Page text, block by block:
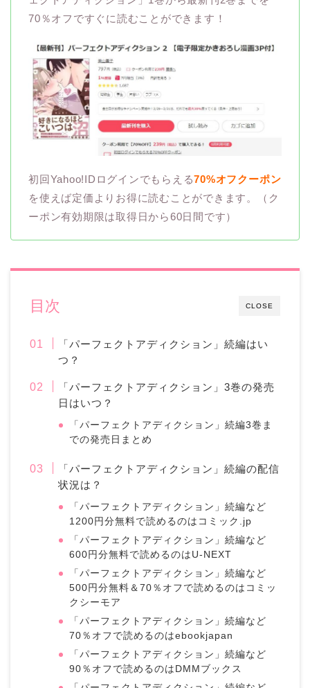
70％オフですぐに読むことができます！
初回Yahoo!IDログインでもらえる70%オフクーポン
を使えば定価よりお得に読むことができます。（ク
ーポン有効期限は取得日から60日間です）
CLOSE
目次
「パーフェクトアディクション」続編はい
つ？
「パーフェクトアディクション」3巻の発売
日はいつ？
「パーフェクトアディクション」続編3巻ま
での発売日まとめ
「パーフェクトアディクション」続編の配信
状況は？
「パーフェクトアディクション」続編など
1200円分無料で読めるのはコミック.jp
「パーフェクトアディクション」続編など
600円分無料で読めるのはU-NEXT
「パーフェクトアディクション」続編など
500円分無料＆70％オフで読めるのはコミッ
クシーモア
「パーフェクトアディクション」続編など
70％オフで読めるのはebookjapan
「パーフェクトアディクション」続編など
90％オフで読めるのはDMMブックス